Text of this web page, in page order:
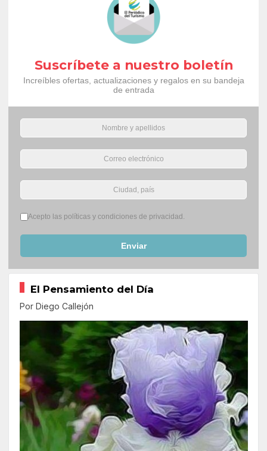
Suscríbete a nuestro boletín
Increíbles ofertas, actualizaciones y regalos en su bandeja
de entrada
Términos del servicio*
Acepto las políticas y condiciones de privacidad.
Enviar
El Pensamiento del Día
Por Diego Callejón